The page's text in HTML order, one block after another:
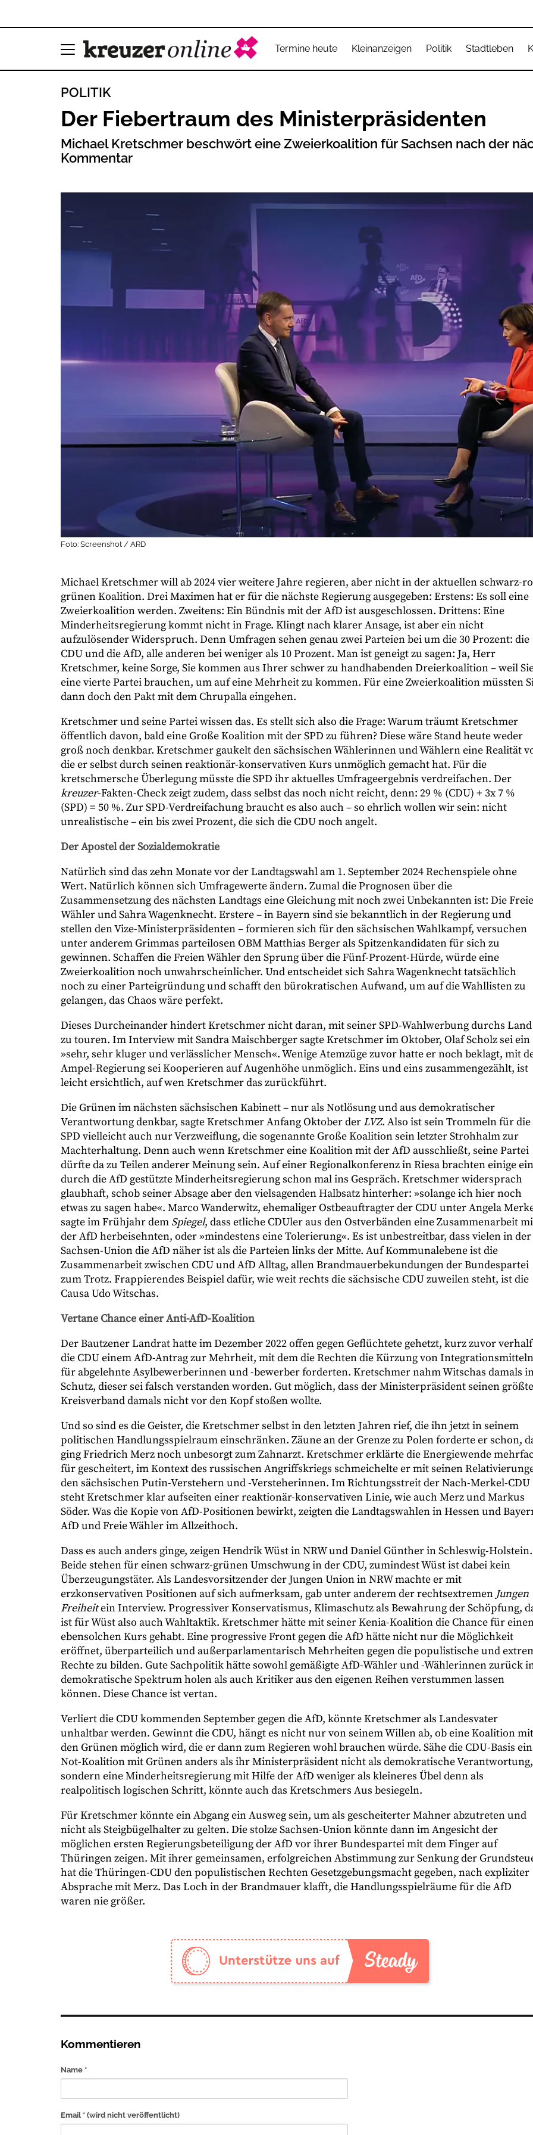
Termine heute Kleinanzeigen Politik Stadtleben
POLITIK
Der Fiebertraum des Ministerpräsidenten
Michael Kretschmer beschwört eine Zweierkoalition für Sachsen nach der
Kommentar
Foto: Screenshot / ARD
Michael Kretschmer will ab 2024 vier weitere Jahre regieren, aber nicht in der aktuellen schwarz-
grünen Koalition. Drei Maximen hat er für die nächste Regierung ausgegeben: Erstens: Es soll eine
Zweierkoalition werden. Zweitens: Ein Bündnis mit der AfD ist ausgeschlossen. Drittens: Eine
Minderheitsregierung kommt nicht in Frage. Klingt nach klarer Ansage, ist aber ein nicht
aufzulösender Widerspruch. Denn Umfragen sehen genau zwei Parteien bei um die 30 Prozent: die
CDU und die AfD, alle anderen bei weniger als 10 Prozent. Man ist geneigt zu sagen: Ja, Herr
Kretschmer, keine Sorge, Sie kommen aus Ihrer schwer zu handhabenden Dreierkoalition – weil
eine vierte Partei brauchen, um auf eine Mehrheit zu kommen. Für eine Zweierkoalition müssten
dann doch den Pakt mit dem Chrupalla eingehen.
Kretschmer und seine Partei wissen das. Es stellt sich also die Frage: Warum träumt Kretschmer
öffentlich davon, bald eine Große Koalition mit der SPD zu führen? Diese wäre Stand heute weder
groß noch denkbar. Kretschmer gaukelt den sächsischen Wählerinnen und Wählern eine Realität
die er selbst durch seinen reaktionär-konservativen Kurs unmöglich gemacht hat. Für die
kretschmersche Überlegung müsste die SPD ihr aktuelles Umfrageergebnis verdreifachen. Der
kreuzer-Fakten-Check zeigt zudem, dass selbst das noch nicht reicht, denn: 29 % (CDU) + 3x 7 %
(SPD) = 50 %. Zur SPD-Verdreifachung braucht es also auch – so ehrlich wollen wir sein: nicht
unrealistische – ein bis zwei Prozent, die sich die CDU noch angelt.
Der Apostel der Sozialdemokratie
Natürlich sind das zehn Monate vor der Landtagswahl am 1. September 2024 Rechenspiele ohne
Wert. Natürlich können sich Umfragewerte ändern. Zumal die Prognosen über die
Zusammensetzung des nächsten Landtags eine Gleichung mit noch zwei Unbekannten ist: Die
Wähler und Sahra Wagenknecht. Erstere – in Bayern sind sie bekanntlich in der Regierung und
stellen den Vize-Ministerpräsidenten – formieren sich für den sächsischen Wahlkampf, versuchen
unter anderem Grimmas parteilosen OBM Matthias Berger als Spitzenkandidaten für sich zu
gewinnen. Schaffen die Freien Wähler den Sprung über die Fünf-Prozent-Hürde, würde eine
Zweierkoalition noch unwahrscheinlicher. Und entscheidet sich Sahra Wagenknecht tatsächlich
noch zu einer Parteigründung und schafft den bürokratischen Aufwand, um auf die Wahllisten zu
gelangen, das Chaos wäre perfekt.
Dieses Durcheinander hindert Kretschmer nicht daran, mit seiner SPD-Wahlwerbung durchs Land
zu touren. Im Interview mit Sandra Maischberger sagte Kretschmer im Oktober, Olaf Scholz sei ein
»sehr, sehr kluger und verlässlicher Mensch«. Wenige Atemzüge zuvor hatte er noch beklagt, mit
Ampel-Regierung sei Kooperieren auf Augenhöhe unmöglich. Eins und eins zusammengezählt, ist
leicht ersichtlich, auf wen Kretschmer das zurückführt.
Die Grünen im nächsten sächsischen Kabinett – nur als Notlösung und aus demokratischer
Verantwortung denkbar, sagte Kretschmer Anfang Oktober der LVZ. Also ist sein Trommeln für die
SPD vielleicht auch nur Verzweiflung, die sogenannte Große Koalition sein letzter Strohhalm zur
Machterhaltung. Denn auch wenn Kretschmer eine Koalition mit der AfD ausschließt, seine Partei
dürfte da zu Teilen anderer Meinung sein. Auf einer Regionalkonferenz in Riesa brachten einige
durch die AfD gestützte Minderheitsregierung schon mal ins Gespräch. Kretschmer widersprach
glaubhaft, schob seiner Absage aber den vielsagenden Halbsatz hinterher: »solange ich hier noch
etwas zu sagen habe«. Marco Wanderwitz, ehemaliger Ostbeauftragter der CDU unter Angela
sagte im Frühjahr dem Spiegel, dass etliche CDUler aus den Ostverbänden eine Zusammenarbeit
der AfD herbeisehnten, oder »mindestens eine Tolerierung«. Es ist unbestreitbar, dass vielen in der
Sachsen-Union die AfD näher ist als die Parteien links der Mitte. Auf Kommunalebene ist die
Zusammenarbeit zwischen CDU und AfD Alltag, allen Brandmauerbekundungen der Bundespartei
zum Trotz. Frappierendes Beispiel dafür, wie weit rechts die sächsische CDU zuweilen steht, ist die
Causa Udo Witschas.
Vertane Chance einer Anti-AfD-Koalition
Der Bautzener Landrat hatte im Dezember 2022 offen gegen Geflüchtete gehetzt, kurz zuvor verhalf
die CDU einem AfD-Antrag zur Mehrheit, mit dem die Rechten die Kürzung von Integrationsmitteln
für abgelehnte Asylbewerberinnen und -bewerber forderten. Kretschmer nahm Witschas damals
Schutz, dieser sei falsch verstanden worden. Gut möglich, dass der Ministerpräsident seinen
Kreisverband damals nicht vor den Kopf stoßen wollte.
Und so sind es die Geister, die Kretschmer selbst in den letzten Jahren rief, die ihn jetzt in seinem
politischen Handlungsspielraum einschränken. Zäune an der Grenze zu Polen forderte er schon,
ging Friedrich Merz noch unbesorgt zum Zahnarzt. Kretschmer erklärte die Energiewende
für gescheitert, im Kontext des russischen Angriffskriegs schmeichelte er mit seinen
den sächsischen Putin-Verstehern und -Versteherinnen. Im Richtungsstreit der Nach-Merkel-CDU
steht Kretschmer klar aufseiten einer reaktionär-konservativen Linie, wie auch Merz und Markus
Söder. Was die Kopie von AfD-Positionen bewirkt, zeigten die Landtagswahlen in Hessen und
AfD und Freie Wähler im Allzeithoch.
Dass es auch anders ginge, zeigen Hendrik Wüst in NRW und Daniel Günther in Schleswig-Holstein.
Beide stehen für einen schwarz-grünen Umschwung in der CDU, zumindest Wüst ist dabei kein
Überzeugungstäter. Als Landesvorsitzender der Jungen Union in NRW machte er mit
erzkonservativen Positionen auf sich aufmerksam, gab unter anderem der rechtsextremen Jungen
Freiheitein Interview. Progressiver Konservatismus, Klimaschutz als Bewahrung der Schöpfung,
ist für Wüst also auch Wahltaktik. Kretschmer hätte mit seiner Kenia-Koalition die Chance für
ebensolchen Kurs gehabt. Eine progressive Front gegen die AfD hätte nicht nur die Möglichkeit
eröffnet, überparteilich und außerparlamentarisch Mehrheiten gegen die populistische und
Rechte zu bilden. Gute Sachpolitik hätte sowohl gemäßigte AfD-Wähler und -Wählerinnen zurück
demokratische Spektrum holen als auch Kritiker aus den eigenen Reihen verstummen lassen
können. Diese Chance ist vertan.
Verliert die CDU kommenden September gegen die AfD, könnte Kretschmer als Landesvater
unhaltbar werden. Gewinnt die CDU, hängt es nicht nur von seinem Willen ab, ob eine Koalition mit
den Grünen möglich wird, die er dann zum Regieren wohl brauchen würde. Sähe die CDU-Basis
Not-Koalition mit Grünen anders als ihr Ministerpräsident nicht als demokratische Verantwortung,
sondern eine Minderheitsregierung mit Hilfe der AfD weniger als kleineres Übel denn als
realpolitisch logischen Schritt, könnte auch das Kretschmers Aus besiegeln.
Für Kretschmer könnte ein Abgang ein Ausweg sein, um als gescheiterter Mahner abzutreten und
nicht als Steigbügelhalter zu gelten. Die stolze Sachsen-Union könnte dann im Angesicht der
möglichen ersten Regierungsbeteiligung der AfD vor ihrer Bundespartei mit dem Finger auf
Thüringen zeigen. Mit ihrer gemeinsamen, erfolgreichen Abstimmung zur Senkung der
hat die Thüringen-CDU den populistischen Rechten Gesetzgebungsmacht gegeben, nach expliziter
Absprache mit Merz. Das Loch in der Brandmauer klafft, die Handlungsspielräume für die AfD
waren nie größer.
Kommentieren
Name *
Email * (wird nicht veröffentlicht)